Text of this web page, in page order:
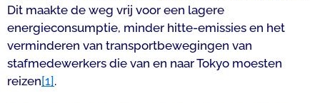
Dit maakte de weg vrij voor een lagere
energieconsumptie, minder hitte-emissies en het
verminderen van transportbewegingen van
stafmedewerkers die van en naar Tokyo moesten
reizen[1] .